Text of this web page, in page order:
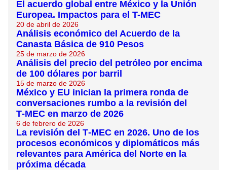
El acuerdo global entre México y la Unión
Europea. Impactos para el T-MEC
20 de abril de 2026
Análisis económico del Acuerdo de la
Canasta Básica de 910 Pesos
25 de marzo de 2026
Análisis del precio del petróleo por encima
de 100 dólares por barril
15 de marzo de 2026
México y EU inician la primera ronda de
conversaciones rumbo a la revisión del
T‑MEC en marzo de 2026
6 de febrero de 2026
La revisión del T‑MEC en 2026. Uno de los
procesos económicos y diplomáticos más
relevantes para América del Norte en la
próxima década